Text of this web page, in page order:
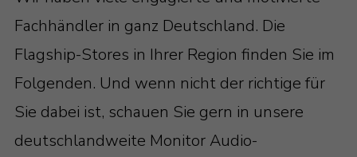
Fachhändler in ganz Deutschland. Die
Flagship-Stores in Ihrer Region finden Sie im
Folgenden. Und wenn nicht der richtige für
Sie dabei ist, schauen Sie gern in unsere
deutschlandweite Monitor Audio-